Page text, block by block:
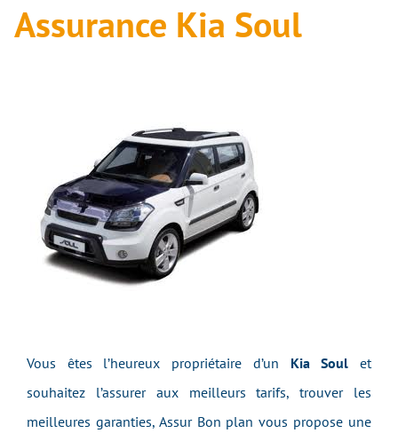
Assurance Kia Soul
Vous êtes l’heureux propriétaire d’un Kia Soul et
souhaitez l’assurer aux meilleurs tarifs, trouver les
meilleures garanties, Assur Bon plan vous propose une